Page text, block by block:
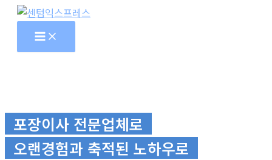
뛰
포장이사 전문업체로
오랜경험과 축적된 노하우로